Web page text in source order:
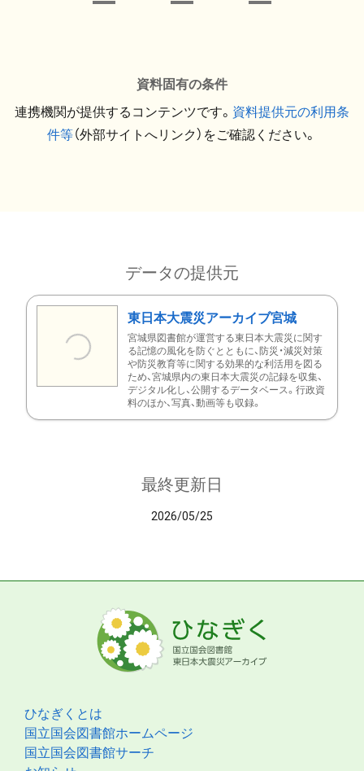
資料固有の条件
連携機関が提供するコンテンツです。 資料提供元の利用条
件等（外部サイトへリンク）をご確認ください。
データの提供元
東日本大震災アーカイブ宮城
宮城県図書館が運営する東日本大震災に関す
る記憶の風化を防ぐとともに、防災・減災対策
や防災教育等に関する効果的な利活用を図る
ため、宮城県内の東日本大震災の記録を収集、
デジタル化し、公開するデータベース。行政資
料のほか、写真、動画等も収録。
最終更新日
2026/05/25
ひなぎくとは
国立国会図書館ホームページ
国立国会図書館サーチ